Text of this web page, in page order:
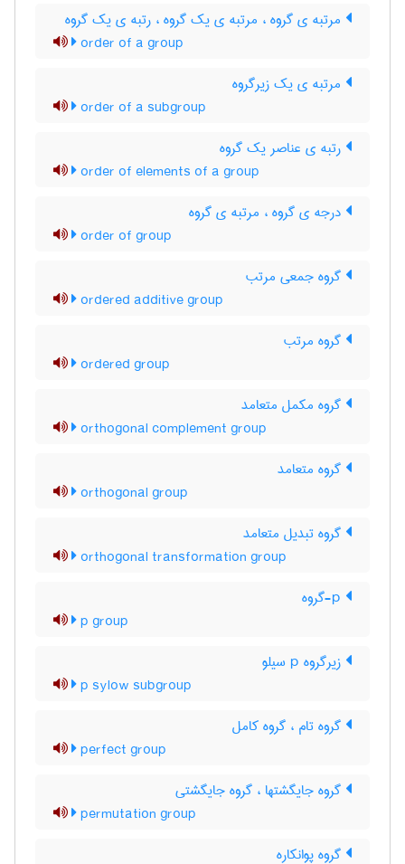
مرتبه ی گروه ، مرتبه ی یک گروه ، رتبه ی یک گروه
order of a group
مرتبه ی یک زیرگروه
order of a subgroup
رتبه ی عناصر یک گروه
order of elements of a group
درجه ی گروه ، مرتبه ی گروه
order of group
گروه جمعی مرتب
ordered additive group
گروه مرتب
ordered group
گروه مکمل متعامد
orthogonal complement group
گروه متعامد
orthogonal group
گروه تبدیل متعامد
orthogonal transformation group
p group
زیرگروه p سیلو
p sylow subgroup
گروه تام ، گروه کامل
perfect group
گروه جایگشتها ، گروه جایگشتی
permutation group
گروه پوانکاره